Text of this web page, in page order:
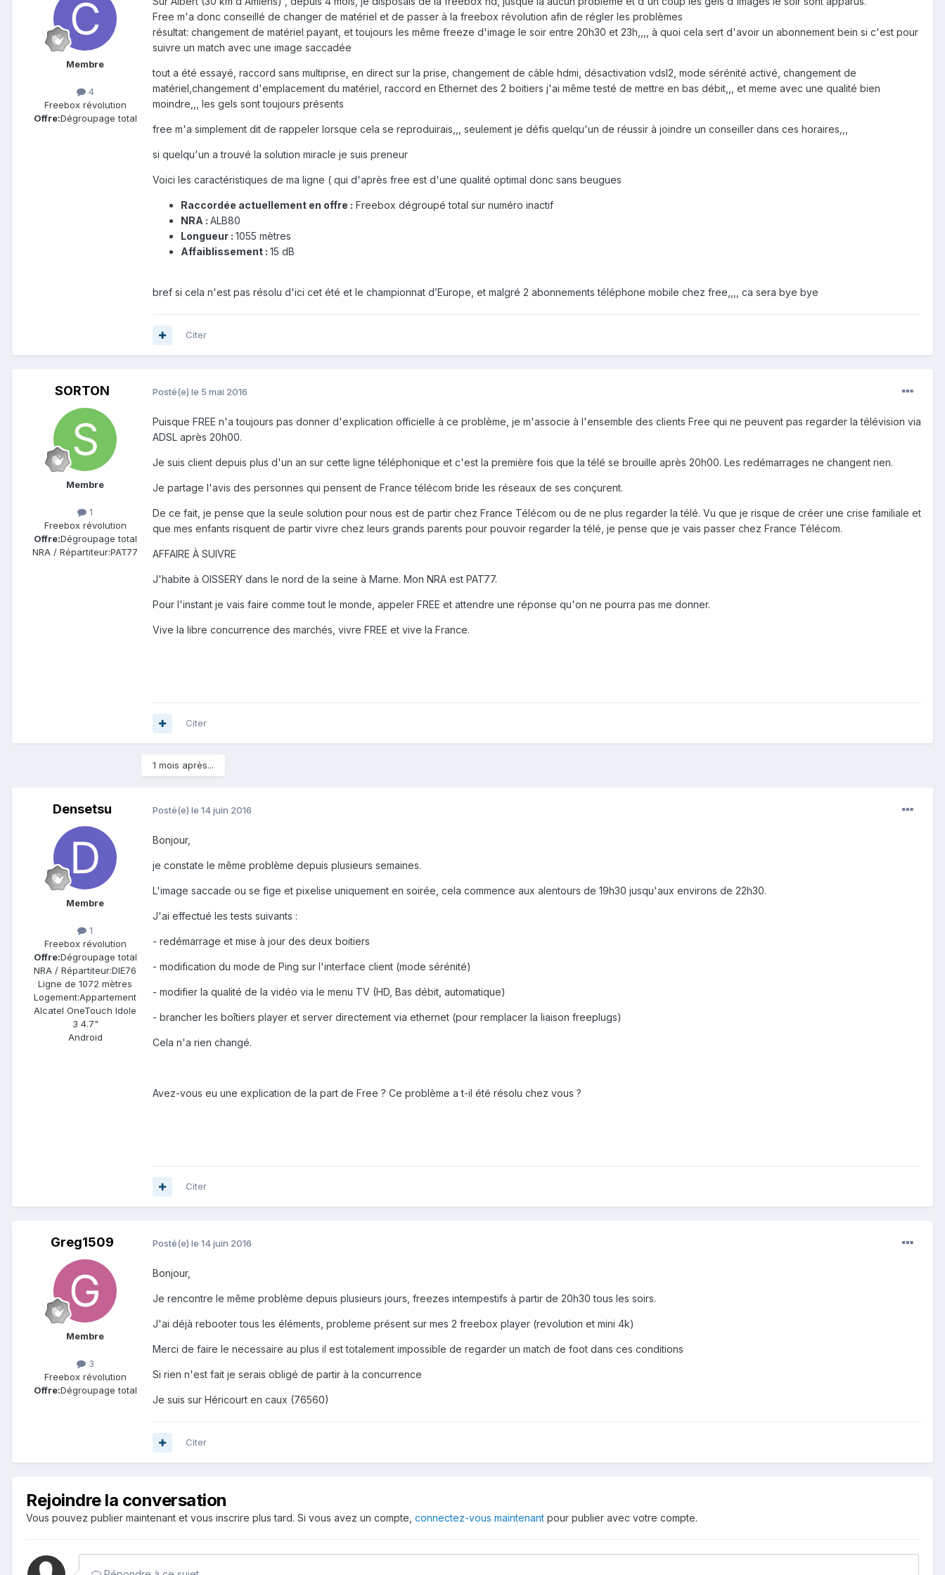
Membre
4
Freebox révolution
Offre:Dégroupage total
Free m'a donc conseillé de changer de matériel et de passer à la freebox révolution afin de régler les problèmes
résultat: changement de matériel payant, et toujours les même freeze d'image le soir entre 20h30 et 23h,,,, à quoi cela sert d'avoir un abonnement bein si c'est pour
suivre un match avec une image saccadée
tout a été essayé, raccord sans multiprise, en direct sur la prise, changement de câble hdmi, désactivation vdsl2, mode sérénité activé, changement de
matériel,changement d'emplacement du matériel, raccord en Ethernet des 2 boitiers j'ai même testé de mettre en bas débit,,, et meme avec une qualité bien
moindre,,, les gels sont toujours présents
free m'a simplement dit de rappeler lorsque cela se reproduirais,,, seulement je défis quelqu'un de réussir à joindre un conseiller dans ces horaires,,,
si quelqu'un a trouvé la solution miracle je suis preneur
Voici les caractéristiques de ma ligne ( qui d'après free est d'une qualité optimal donc sans beugues
Raccordée actuellement en offre : Freebox dégroupé total sur numéro inactif
NRA : ALB80
Longueur : 1055 mètres
Affaiblissement : 15 dB
bref si cela n'est pas résolu d'ici cet été et le championnat d’Europe, et malgré 2 abonnements téléphone mobile chez free,,,, ca sera bye bye
Citer
SORTON
Membre
1
Freebox révolution
Offre:Dégroupage total
NRA / Répartiteur:PAT77
Posté(e) le 5 mai 2016
Puisque FREE n'a toujours pas donner d'explication officielle à ce problème, je m'associe à l'ensemble des clients Free qui ne peuvent pas regarder la télévision via
ADSL après 20h00.
Je suis client depuis plus d'un an sur cette ligne téléphonique et c'est la première fois que la télé se brouille après 20h00. Les redémarrages ne changent rien.
Je partage l'avis des personnes qui pensent de France télécom bride les réseaux de ses conçurent.
De ce fait, je pense que la seule solution pour nous est de partir chez France Télécom ou de ne plus regarder la télé. Vu que je risque de créer une crise familiale et
que mes enfants risquent de partir vivre chez leurs grands parents pour pouvoir regarder la télé, je pense que je vais passer chez France Télécom.
AFFAIRE À SUIVRE
J'habite à OISSERY dans le nord de la seine à Marne. Mon NRA est PAT77.
Pour l'instant je vais faire comme tout le monde, appeler FREE et attendre une réponse qu'on ne pourra pas me donner.
Vive la libre concurrence des marchés, vivre FREE et vive la France.
Citer
1 mois après...
Densetsu
Membre
1
Freebox révolution
Offre:Dégroupage total
NRA / Répartiteur:DIE76
Ligne de 1072 mètres
Logement:Appartement
Alcatel OneTouch Idole
3 4.7"
Android
Posté(e) le 14 juin 2016
Bonjour,
je constate le même problème depuis plusieurs semaines.
L'image saccade ou se fige et pixelise uniquement en soirée, cela commence aux alentours de 19h30 jusqu'aux environs de 22h30.
J'ai effectué les tests suivants :
- redémarrage et mise à jour des deux boitiers
- modification du mode de Ping sur l'interface client (mode sérénité)
- modifier la qualité de la vidéo via le menu TV (HD, Bas débit, automatique)
- brancher les boîtiers player et server directement via ethernet (pour remplacer la liaison freeplugs)
Cela n'a rien changé.
Avez-vous eu une explication de la part de Free ? Ce problème a t-il été résolu chez vous ?
Citer
Greg1509
Membre
3
Freebox révolution
Offre:Dégroupage total
Posté(e) le 14 juin 2016
Bonjour,
Je rencontre le même problème depuis plusieurs jours, freezes intempestifs à partir de 20h30 tous les soirs.
J'ai déjà rebooter tous les éléments, probleme présent sur mes 2 freebox player (revolution et mini 4k)
Merci de faire le necessaire au plus il est totalement impossible de regarder un match de foot dans ces conditions
Si rien n'est fait je serais obligé de partir à la concurrence
Je suis sur Héricourt en caux (76560)
Citer
Rejoindre la conversation
Vous pouvez publier maintenant et vous inscrire plus tard. Si vous avez un compte, connectez-vous maintenant pour publier avec votre compte.